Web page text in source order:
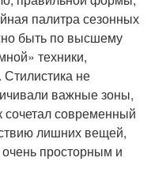
палитра сезонных
быть по высшему
техники,
не
важные зоны,
современный
лишних вещей,
очень просторным и